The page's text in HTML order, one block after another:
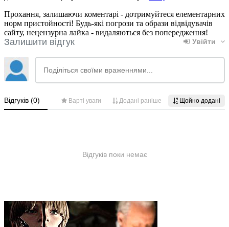
Прохання, залишаючи коментарі - дотримуйтеся елементарних
норм пристойності! Будь-які погрози та образи відвідувачів
сайту, нецензурна лайка - видаляються без попередження!